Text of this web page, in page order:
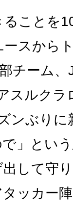
ることを
スから
チーム
スルクラ
ンぶり
で」とい
して守
ッカー